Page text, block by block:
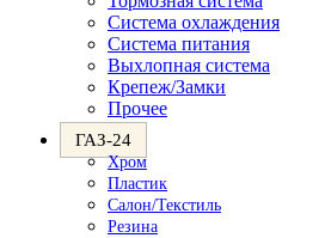
Система охлаждения
Система питания
Выхлопная система
Крепеж/Замки
Прочее
ГАЗ-24
Хром
Пластик
Салон/Текстиль
Резина